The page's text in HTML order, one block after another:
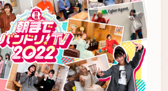
About